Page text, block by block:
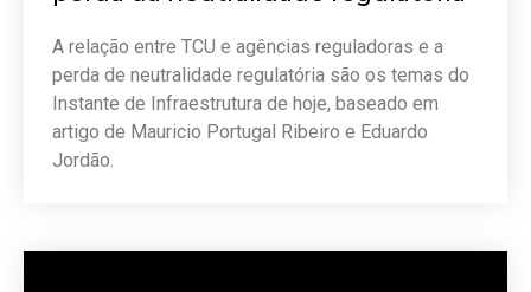
A relação entre TCU e agências reguladoras e a
perda de neutralidade regulatória são os temas do
Instante de Infraestrutura de hoje, baseado em
artigo de Mauricio Portugal Ribeiro e Eduardo
Jordão.